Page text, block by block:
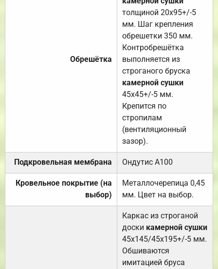
Обрешётка
толщиной 20х95+/-5
мм. Шаг крепления
обрешетки 350 мм.
Контробрешётка
выполняется из
строганого бруска
камерной сушки
45х45+/-5 мм.
Крепится по
стропилам
(вентиляционный
зазор).
Подкровельная мембрана Ондутис А100
Кровельное покрытие (на
выбор)
Металлочерепица 0,45
мм. Цвет на выбор.
Каркас из строганой
доски камерной сушки
45х145/45х195+/-5 мм.
Обшиваются
имитацией бруса